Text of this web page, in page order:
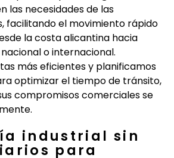
las necesidades de las
facilitando el movimiento rápido
la costa alicantina hacia
o internacional.
más eficientes y planificamos
optimizar el tiempo de tránsito,
compromisos comerciales se
industrial sin
para